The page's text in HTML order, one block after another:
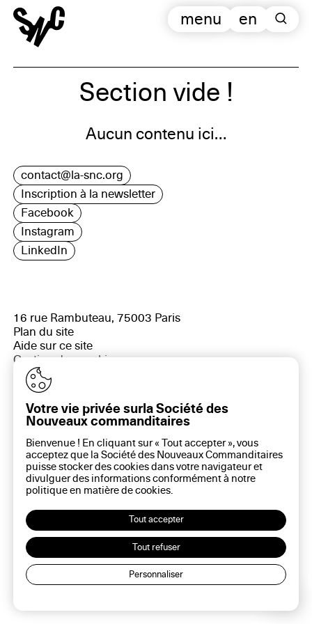
en
menu
Section vide !
Aucun contenu ici…
contact@la-snc.org
Inscription à la newsletter
Facebook
Instagram
LinkedIn
16 rue Rambuteau, 75003 Paris
Plan du site
Aide sur ce site
Gestion des cookies
Politique des cookies
Politique de confidentialité
Mentions légales
Votre vie privée surla Société des
Nouveaux commanditaires
Bienvenue ! En cliquant sur « Tout accepter », vous
acceptez que la Société des Nouveaux Commanditaires
puisse stocker des cookies dans votre navigateur et
divulguer des informations conformément à notre
politique en matière decookies.
Tout accepter
Tout refuser
Personnaliser